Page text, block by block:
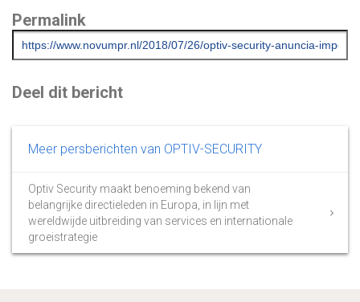
Permalink
Deel dit bericht
Meer persberichten van OPTIV-SECURITY
Optiv Security maakt benoeming bekend van
belangrijke directieleden in Europa, in lijn met
wereldwijde uitbreiding van services en internationale
groeistrategie